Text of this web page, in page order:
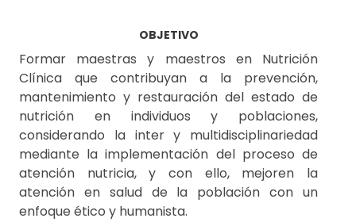
OBJETIVO
Formar maestras y maestros en Nutrición
Clínica que contribuyan a la prevención,
mantenimiento y restauración del estado de
nutrición en individuos y poblaciones,
considerando la inter y multidisciplinariedad
mediante la implementación del proceso de
atención nutricia, y con ello, mejoren la
atención en salud de la población con un
enfoque ético y humanista.